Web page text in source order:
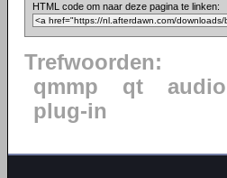
HTML code om naar deze pagina te linken:
Trefwoorden:
qmmp
qt audio
plug-in